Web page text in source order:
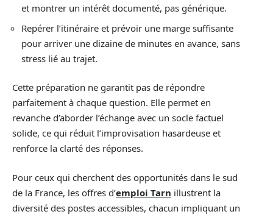
et montrer un intérêt documenté, pas générique.
Repérer l’itinéraire et prévoir une marge suffisante
pour arriver une dizaine de minutes en avance, sans
stress lié au trajet.
Cette préparation ne garantit pas de répondre
parfaitement à chaque question. Elle permet en
revanche d’aborder l’échange avec un socle factuel
solide, ce qui réduit l’improvisation hasardeuse et
renforce la clarté des réponses.
Pour ceux qui cherchent des opportunités dans le sud
de la France, les offres d’emploi Tarn illustrent la
diversité des postes accessibles, chacun impliquant un